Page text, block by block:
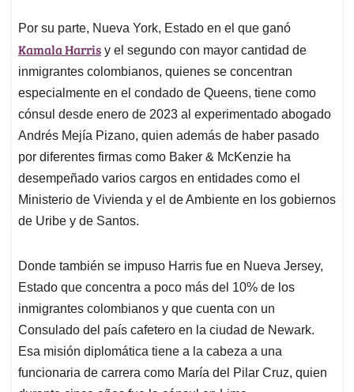
Por su parte, Nueva York, Estado en el que ganó
Kamala Harris y el segundo con mayor cantidad de
inmigrantes colombianos, quienes se concentran
especialmente en el condado de Queens, tiene como
cónsul desde enero de 2023 al experimentado abogado
Andrés Mejía Pizano, quien además de haber pasado
por diferentes firmas como Baker & McKenzie ha
desempeñado varios cargos en entidades como el
Ministerio de Vivienda y el de Ambiente en los gobiernos
de Uribe y de Santos.
Donde también se impuso Harris fue en Nueva Jersey,
Estado que concentra a poco más del 10% de los
inmigrantes colombianos y que cuenta con un
Consulado del país cafetero en la ciudad de Newark.
Esa misión diplomática tiene a la cabeza a una
funcionaria de carrera como María del Pilar Cruz, quien